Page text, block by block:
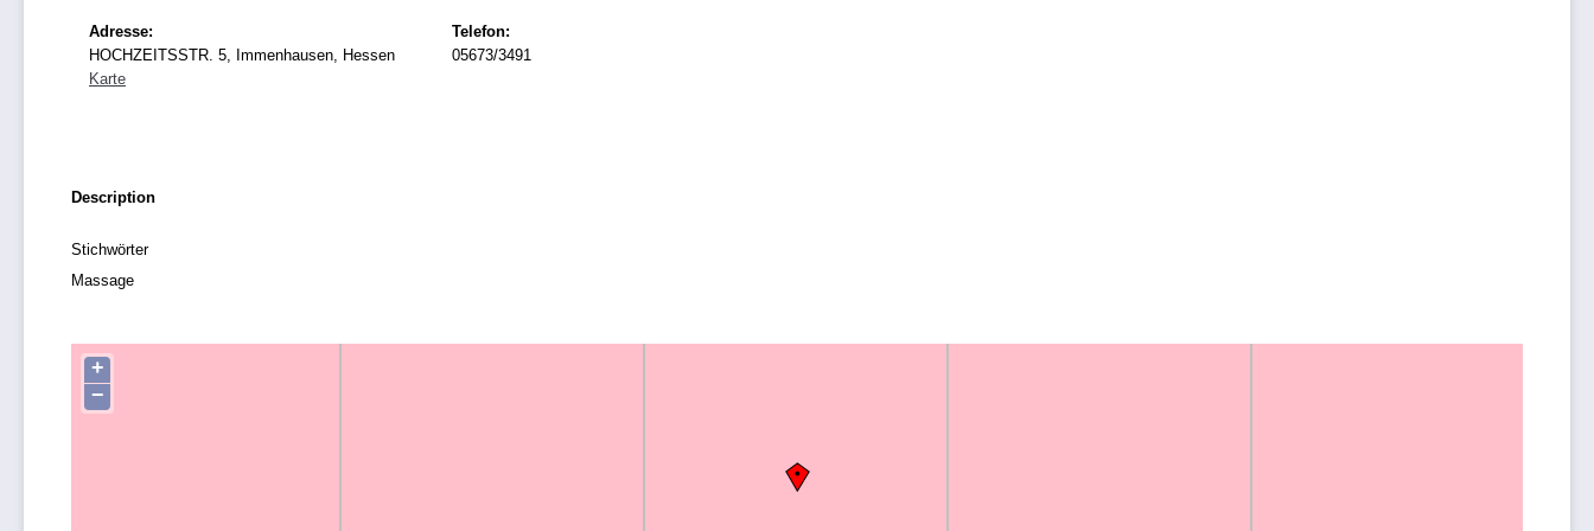
Adresse:
HOCHZEITSSTR. 5, Immenhausen, Hessen
Karte
Telefon:
05673/3491
Description
Stichwörter
Massage
+
−